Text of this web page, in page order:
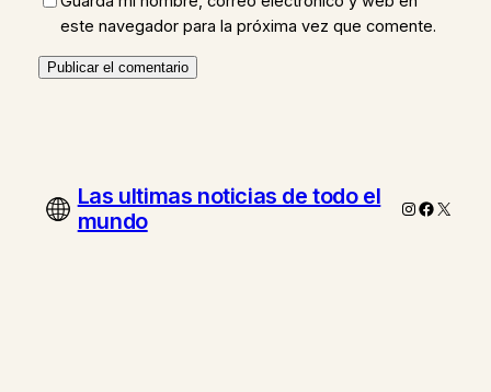
este navegador para la próxima vez que comente.
Las ultimas noticias de todo el
mundo
Instagram
X